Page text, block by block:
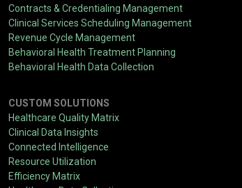
Contracts & Credentialing Management
Clinical Services Scheduling Management
Revenue Cycle Management
Behavioral Health Treatment Planning
Behavioral Health Data Collection
CUSTOM SOLUTIONS
Healthcare Quality Matrix
Clinical Data Insights
Connected Intelligence
Resource Utilization
Efficiency Matrix